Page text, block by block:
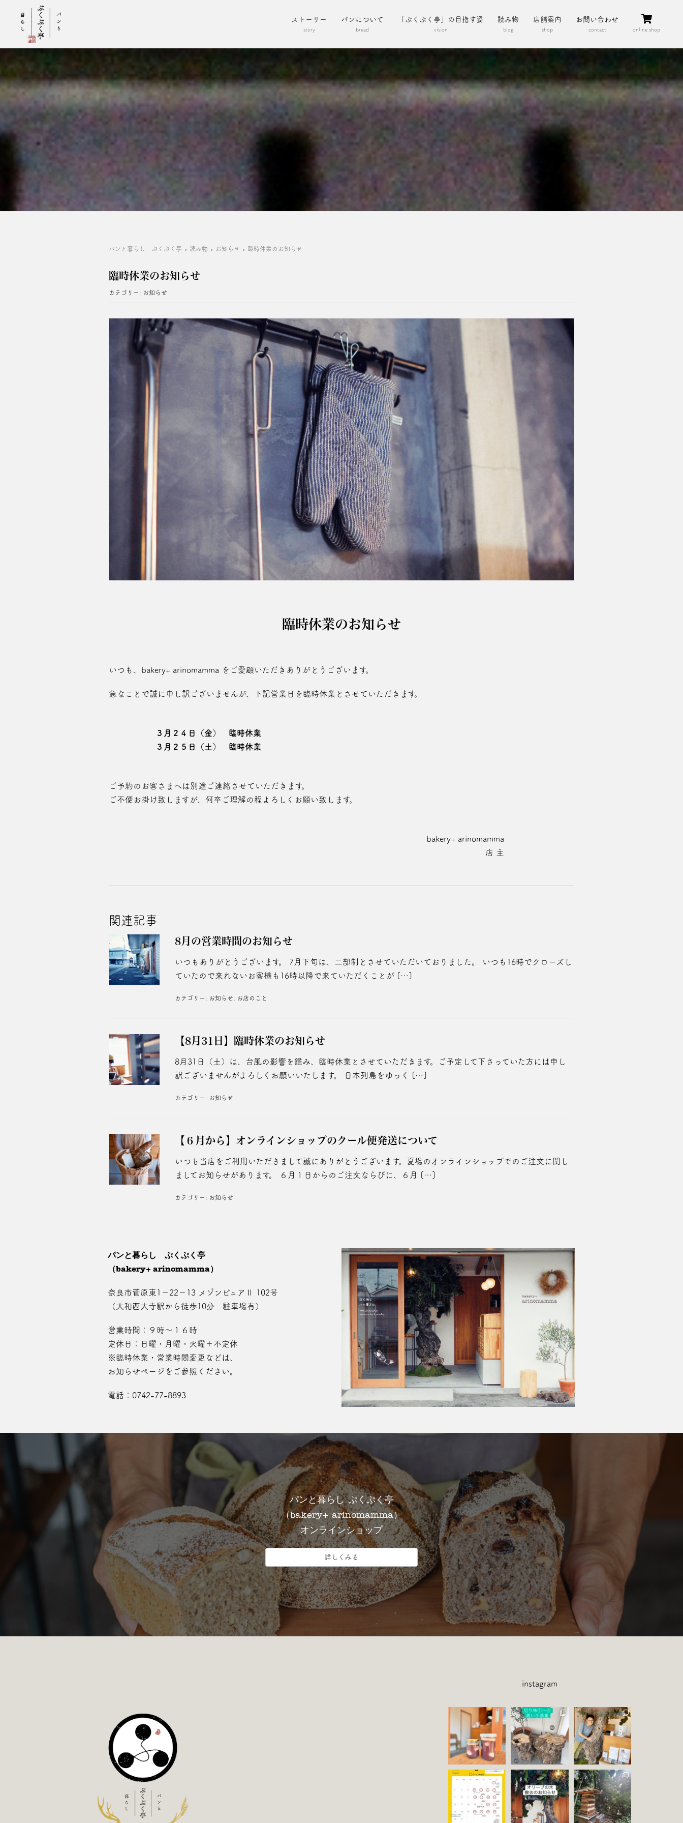
ストーリー
story
パンについて
bread
「ぷくぷく亭」の目指す姿
vision
読み物
blog
店舗案内
shop
お問い合わせ
contact online shop
パンと暮らし ぷくぷく亭 > 読み物 > お知らせ > 臨時休業のお知らせ
臨時休業のお知らせ
カテゴリー: お知らせ
臨時休業のお知らせ
いつも、bakery+ arinomamma をご愛顧いただきありがとうございます。
急なことで誠に申し訳ございませんが、下記営業日を臨時休業とさせていただきます。
３月２４日（金） 臨時休業
３月２５日（土） 臨時休業
ご予約のお客さまへは別途ご連絡させていただきます。
ご不便お掛け致しますが、何卒ご理解の程よろしくお願い致します。
bakery+ arinomamma
店 主
関連記事
8月の営業時間のお知らせ
いつもありがとうございます。 7月下旬は、二部制とさせていただいておりました。 いつも16時でクローズし
ていたので来れないお客様も16時以降で来ていただくことが […]
カテゴリー: お知らせ お店のこと
【8月31日】臨時休業のお知らせ
8月31日（土）は、台風の影響を鑑み、臨時休業とさせていただきます。ご予定して下さっていた方には申し
訳ございませんがよろしくお願いいたします。 日本列島をゆっく […]
カテゴリー: お知らせ
【６月から】オンラインショップのクール便発送について
いつも当店をご利用いただきまして誠にありがとうございます。夏場のオンラインショップでのご注文に関し
ましてお知らせがあります。 ６月１日からのご注文ならびに、６月 […]
カテゴリー: お知らせ
パンと暮らし ぷくぷく亭
（bakery+ arinomamma）
奈良市菅原東1－22－13 メゾンピュアⅡ 102号
（大和西大寺駅から徒歩10分 駐車場有）
営業時間：９時～１６時
定休日：日曜・月曜・火曜＋不定休
※臨時休業・営業時間変更などは、
お知らせページ をご参照ください。
電話： 0742-77-8893
パンと暮らし ぷくぷく亭
（bakery+ arinomamma）
オンラインショップ
詳しくみる
instagram